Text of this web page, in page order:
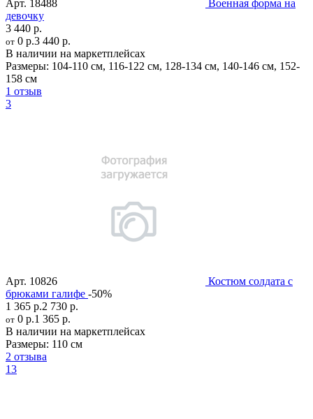
Арт. 18488
Военная форма на
девочку
3 440 р.
от 0 р.3 440 р.
В наличии на маркетплейсах
Размеры: 104-110 см, 116-122 см, 128-134 см, 140-146 см, 152-
158 см
1 отзыв
3
Арт. 10826
Костюм солдата с
брюками галифе -50%
1 365 р.2 730 р.
от 0 р.1 365 р.
В наличии на маркетплейсах
Размеры: 110 см
2 отзыва
13